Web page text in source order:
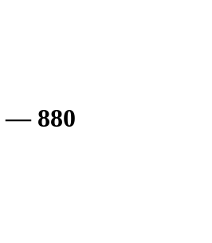
— 880